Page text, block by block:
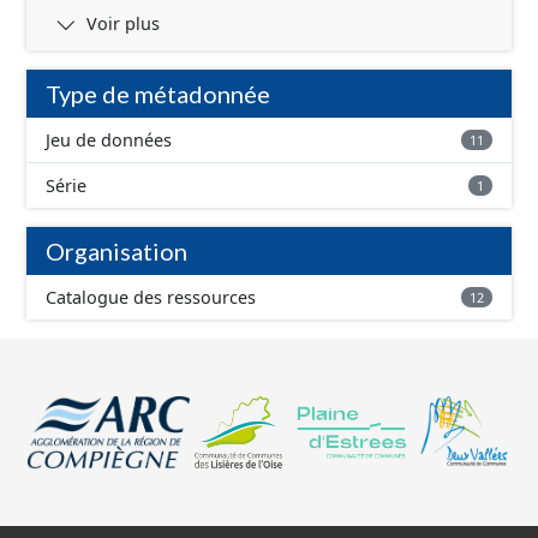
Voir plus
Type de métadonnée
Jeu de données 11
Série 1
Organisation
Catalogue des ressources 12